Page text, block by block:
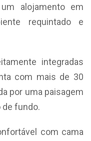
alojamento em
requintado e
integradas
com mais de 30
por uma paisagem
de fundo.
com cama